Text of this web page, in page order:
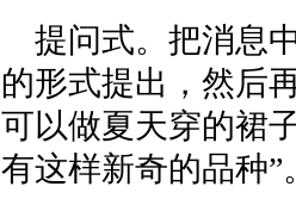
提问式。把消息
的形式提出，然后
可以做夏天穿的裙
有这样新奇的品种”